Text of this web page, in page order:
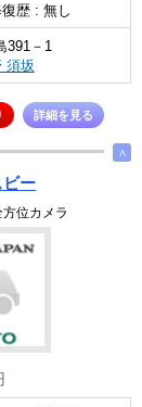
歴 : 無し
391－1
須坂
詳細を見る
∧
ビー
位カメラ